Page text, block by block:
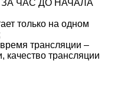
ЗА ЧАС ДО НАЧАЛА
только на одном
трансляции –
качество трансляции